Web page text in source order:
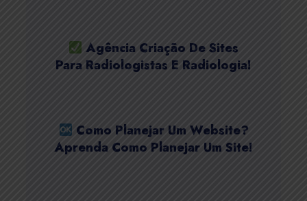
Agência Criação De Sites
Para Radiologistas E Radiologia!
Como Planejar Um Website?
Aprenda Como Planejar Um Site!